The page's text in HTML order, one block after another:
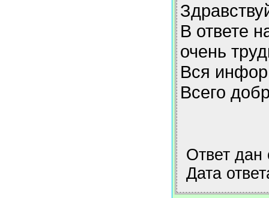
В ответе
очень
Вся
Всего
Ответ дан
Дата